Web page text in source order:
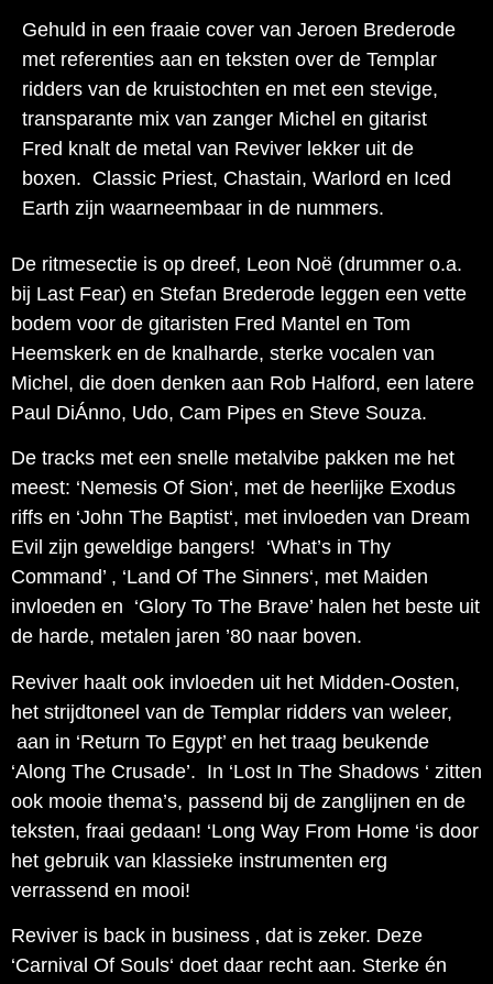
Gehuld in een fraaie cover van Jeroen Brederode
met referenties aan en teksten over de Templar
ridders van de kruistochten en met een stevige,
transparante mix van zanger Michel en gitarist
Fred knalt de metal van Reviver lekker uit de
boxen. Classic Priest, Chastain, Warlord en Iced
Earth zijn waarneembaar in de nummers.
De ritmesectie is op dreef, Leon Noë (drummer o.a.
bij Last Fear) en Stefan Brederode leggen een vette
bodem voor de gitaristen Fred Mantel en Tom
Heemskerk en de knalharde, sterke vocalen van
Michel, die doen denken aan Rob Halford, een latere
Paul DiÁnno, Udo, Cam Pipes en Steve Souza.
De tracks met een snelle metalvibe pakken me het
meest: ‘Nemesis Of Sion‘, met de heerlijke Exodus
riffs en ‘John The Baptist‘, met invloeden van Dream
Evil zijn geweldige bangers! ‘What’s in Thy
Command’ , ‘Land Of The Sinners‘, met Maiden
invloeden en ‘Glory To The Brave’ halen het beste uit
de harde, metalen jaren ’80 naar boven.
Reviver haalt ook invloeden uit het Midden-Oosten,
het strijdtoneel van de Templar ridders van weleer,
aan in ‘Return To Egypt’ en het traag beukende
‘Along The Crusade’. In ‘Lost In The Shadows ‘ zitten
ook mooie thema’s, passend bij de zanglijnen en de
teksten, fraai gedaan! ‘Long Way From Home ‘is door
het gebruik van klassieke instrumenten erg
verrassend en mooi!
Reviver is back in business ‚ dat is zeker. Deze
‘Carnival Of Souls‘ doet daar recht aan. Sterke én